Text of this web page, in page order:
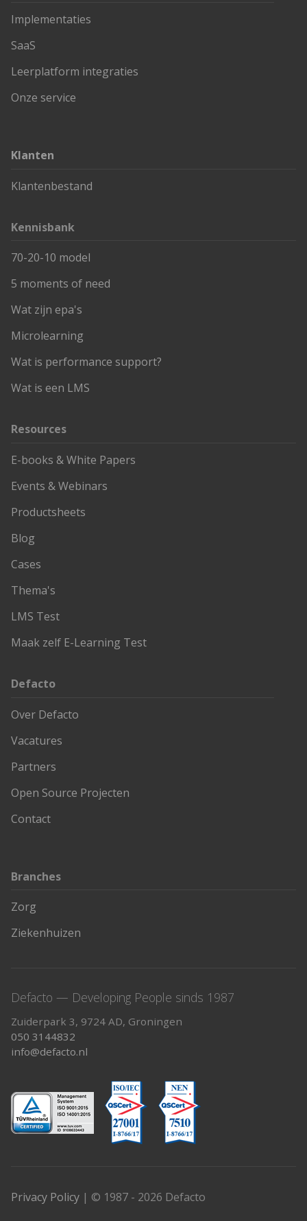
Implementaties
SaaS
Leerplatform integraties
Onze service
Klanten
Klantenbestand
Kennisbank
70-20-10 model
5 moments of need
Wat zijn epa's
Microlearning
Wat is performance support?
Wat is een LMS
Resources
E-books & White Papers
Events & Webinars
Productsheets
Blog
Cases
Thema's
LMS Test
Maak zelf E-Learning Test
Defacto
Over Defacto
Vacatures
Partners
Open Source Projecten
Contact
Branches
Zorg
Ziekenhuizen
Defacto — Developing People sinds 1987
Zuiderpark 3, 9724 AD, Groningen
050 3144832
info@defacto.nl
Privacy Policy | © 1987 - 2026 Defacto